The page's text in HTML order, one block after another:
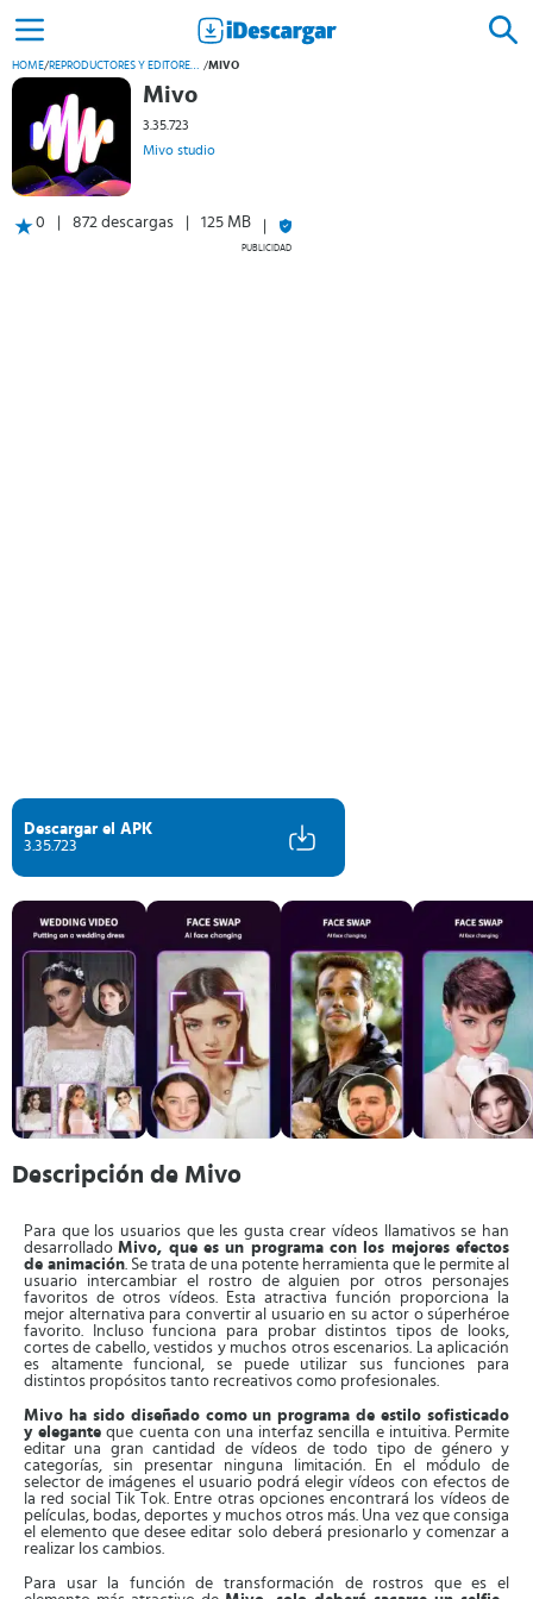
HOME/ REPRODUCTORES Y EDITORES DE VÍDEO /MIVO
Mivo
3.35.723
Mivo studio
0 872 descargas 125 MB
PUBLICIDAD
Descargar el APK
3.35.723
Descripción de Mivo
Para que los usuarios que les gusta crear vídeos llamativos se han
desarrolladoMivo, que es un programa con los mejores efectos
de animación. Se trata de una potente herramienta que le permite al
usuario intercambiar el rostro de alguien por otros personajes
favoritos de otros vídeos. Esta atractiva función proporciona la
mejor alternativa para convertir al usuario en su actor o súperhéroe
favorito. Incluso funciona para probar distintos tipos de looks,
cortes de cabello, vestidos y muchos otros escenarios. La aplicación
es altamente funcional, se puede utilizar sus funciones para
distintos propósitos tanto recreativos como profesionales.
Mivo ha sido diseñado como un programa de estilo sofisticado
y elegante que cuenta con una interfaz sencilla e intuitiva. Permite
editar una gran cantidad de vídeos de todo tipo de género y
categorías, sin presentar ninguna limitación. En el módulo de
selector de imágenes el usuario podrá elegir vídeos con efectos de
la red social Tik Tok. Entre otras opciones encontrará los vídeos de
películas, bodas, deportes y muchos otros más. Una vez que consiga
el elemento que desee editar solo deberá presionarlo y comenzar a
realizar los cambios.
Para usar la función de transformación de rostros que es el